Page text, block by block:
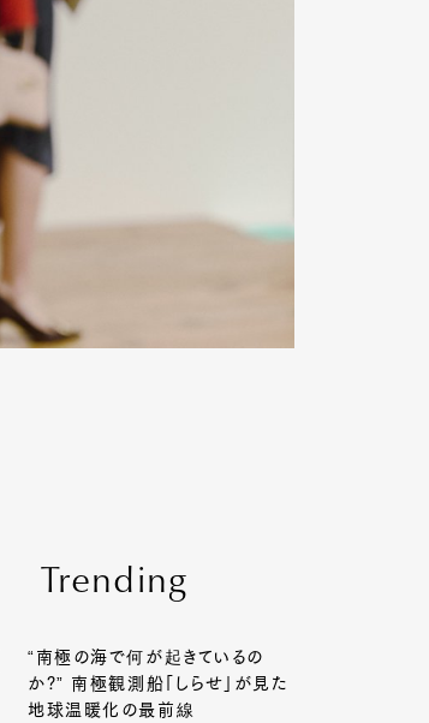
Trending
“南極の海で何が起きているの
か?” 南極観測船「しらせ」が見た
地球温暖化の最前線